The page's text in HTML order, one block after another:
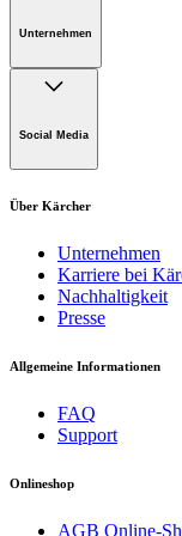
Cookie-Richtlinie
Impressum
Schreiben Sie uns!
Kontaktformular
Unternehmen
Alfred Kärcher GmbH
Maculangasse 4
Social Media
Über Kärcher
Unternehmen
Karriere bei
Nachhaltigkeit
Presse
Allgemeine Informationen
FAQ
Support
Onlineshop
AGB Online-